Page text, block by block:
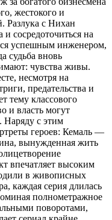
жестокого и
Разлука с Нихан
и сосредоточиться на
успешным инженером,
судьба вновь
чувства живы.
несмотря на
предательства и
тему классового
и власть могут
Наряду с этим
героев: Кемаль —
вынужденная жить
впечатляет высоким
в живописных
каждая серия длилась
полнометражное
поворотами,